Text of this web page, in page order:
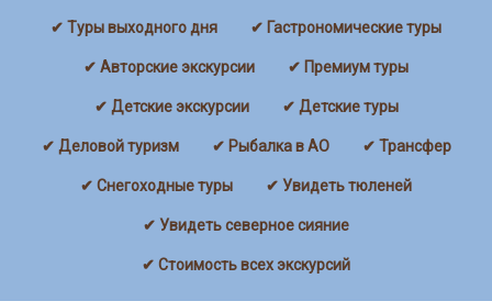
✔ Туры выходного дня ✔ Гастрономические туры
✔ Авторские экскурсии ✔ Премиум туры
✔ Детские экскурсии ✔ Детские туры
✔ Деловой туризм ✔ Рыбалка в АО ✔ Трансфер
✔ Снегоходные туры ✔ Увидеть тюленей
✔ Увидеть северное сияние
✔ Стоимость всех экскурсий